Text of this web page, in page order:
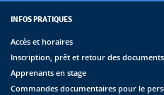
INFOS PRATIQUES
Accès et horaires
Inscription, prêt et retour des documents
Apprenants en stage
Commandes documentaires pour le